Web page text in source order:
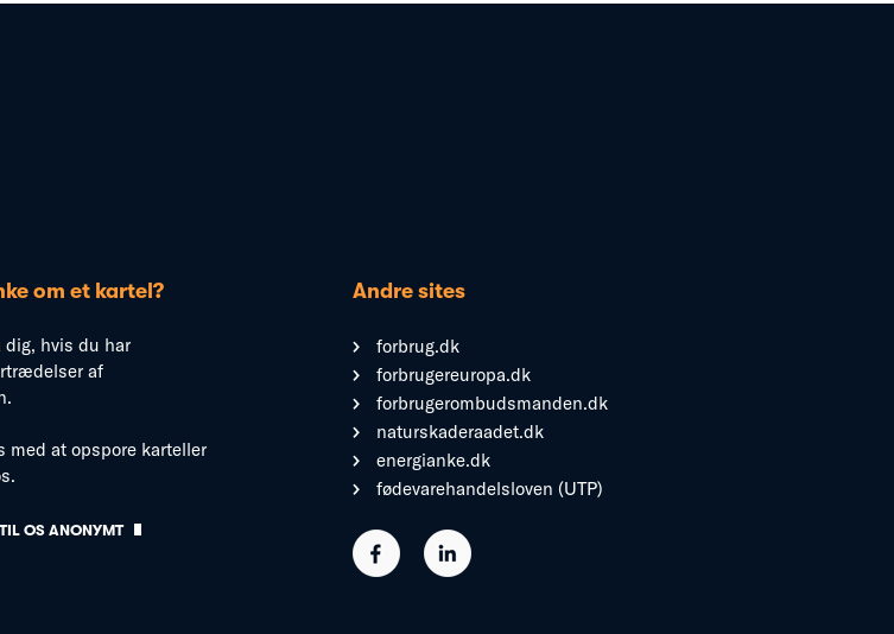
om et kartel?
dig, hvis du har
af
med at opspore karteller
OS ANONYMT
Andre sites
forbrug.dk
forbrugereuropa.dk
forbrugerombudsmanden.dk
naturskaderaadet.dk
energianke.dk
fødevarehandelsloven (UTP)